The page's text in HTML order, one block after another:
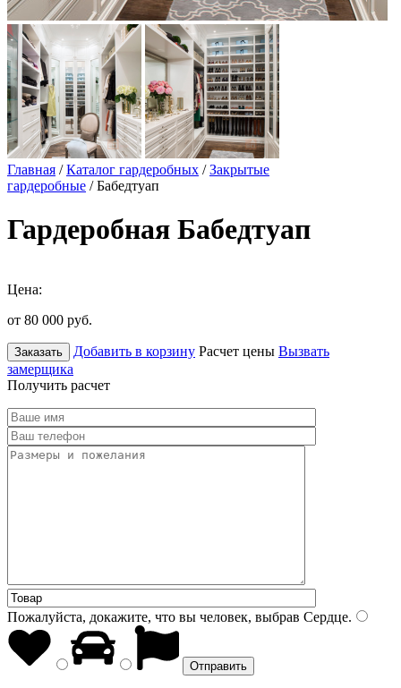
Главная /Каталог гардеробных /Закрытые
гардеробные / Бабедтуап
Гардеробная Бабедтуап
Цена:
от 80 000 руб.
Заказать Добавить в корзину Расчет цены Вызвать
замерщика
Получить расчет
Пожалуйста, докажите, что вы человек, выбрав Сердце.